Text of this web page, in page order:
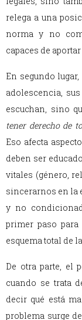
relega a una
norma y no
capaces de
En segundo
adolescencia,
escuchan, sino
tener derecho de
Eso afecta
deben ser
vitales (género,
sincerarnos en la
y no
primer paso
esquema total de
De otra parte, el
cuando se trata
decir qué está
problema surge